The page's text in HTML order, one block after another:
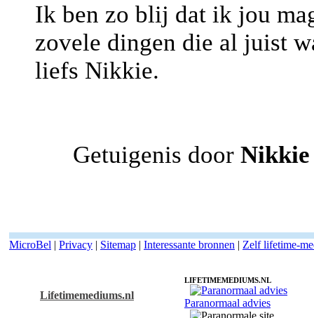
Ik ben zo blij dat ik jou
zovele dingen die al juist
liefs Nikkie.
Getuigenis door
MicroBel | Privacy | Sitemap | Interessante bronnen | Zelf lifetime-
Lifetimemediums.nl
LIFETIMEMEDIUMS.NL
Paranormaal advies